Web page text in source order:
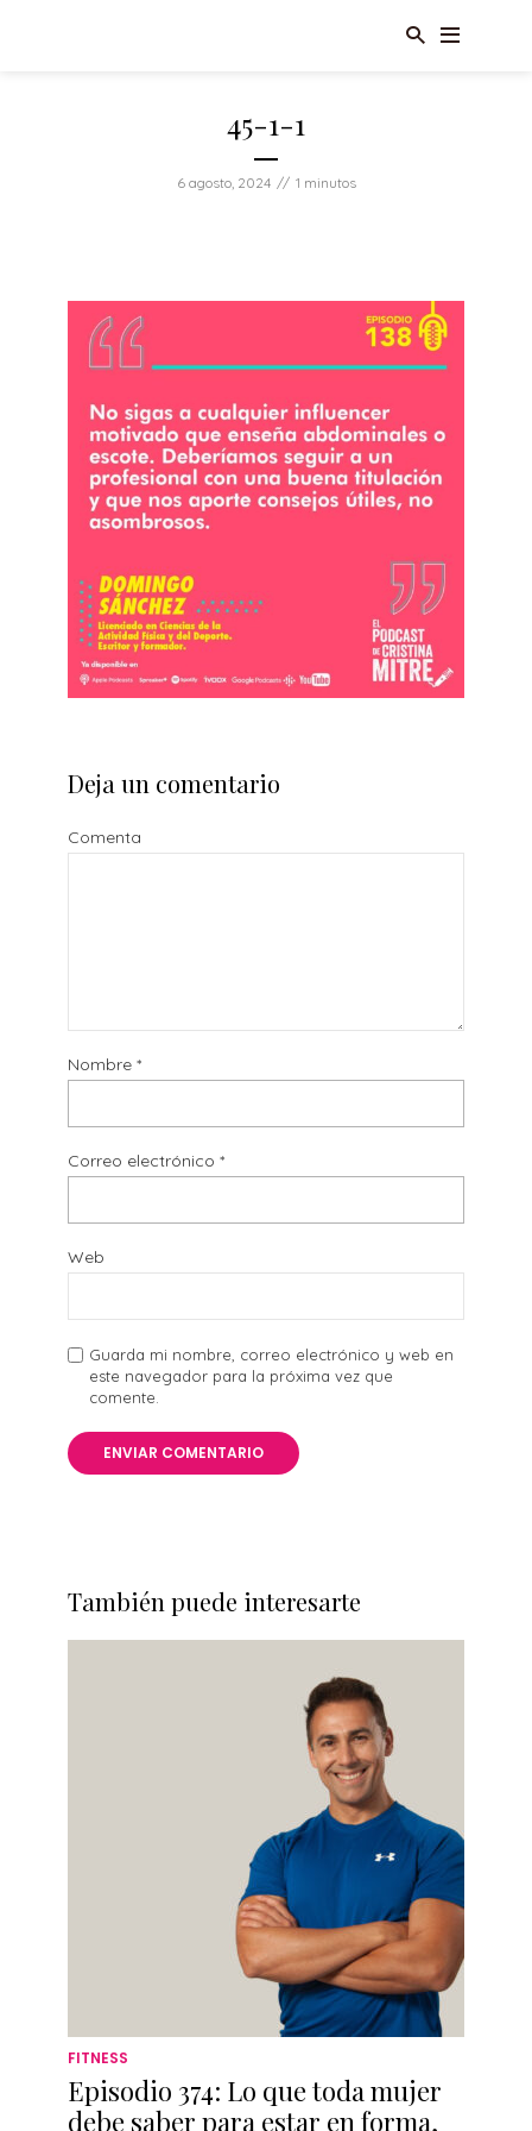
45-1-1
6 agosto, 2024 1 minutos
Deja un comentario
Comenta
Nombre *
Correo electrónico *
Web
Guarda mi nombre, correo electrónico y web en
este navegador para la próxima vez que
comente.
También puede interesarte
FITNESS
Episodio 374: Lo que toda mujer
debe saber para estar en forma,